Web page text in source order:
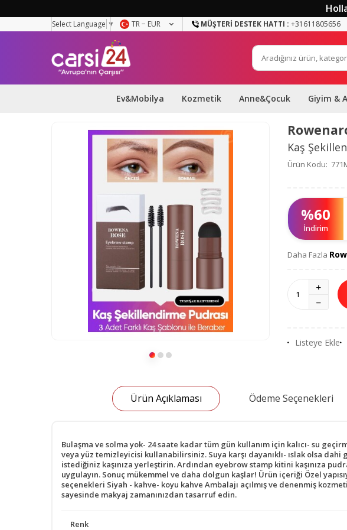
Select Language ▼ TR − EUR MÜŞTERI DESTEK HATTI : +31611805656
Ev&Mobilya Kozmetik Anne&Çocuk Giyim &
Kaş
Ürün Kodu:
%60
İndirim
Daha Fazla
Listeye Ekle
Ürün Açıklaması Ödeme Seçenekleri
Bulaşma ve solma yok- 24 saate kadar tüm gün kullanım için kalıcı- su
veya yüz temizleyicisi kullanabilirsiniz. Suya karşı dayanıklı- ıslak olsa
istediğiniz kaşınıza yerleştirin. Ardından eyebrow stamp kitini kaşınıza
uygulayın. Sonuç mükemmel ve daha dolgun kaşlar! Ürün içeriği Özel
seçenekleri Siyah - kahve- koyu kahve Ambalajı açılmış ve denenmiş
sayesinde makyaj zamanınızdan tasarruf edin.
Renk